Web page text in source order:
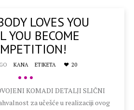
LOVES YOU
YOU BECOME
KANA ETIKETA 20
•••
KOMADI DETALJI SLIČNI
za učešće u realizaciji ovog